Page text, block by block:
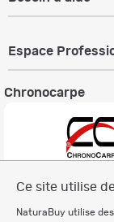
Ce site utilise
NaturaBuy utilise
Espace
Chronocarpe